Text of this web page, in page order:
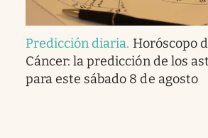
Predicción diaria. Horóscopo
Cáncer: la predicción de los
para este sábado 8 de agosto